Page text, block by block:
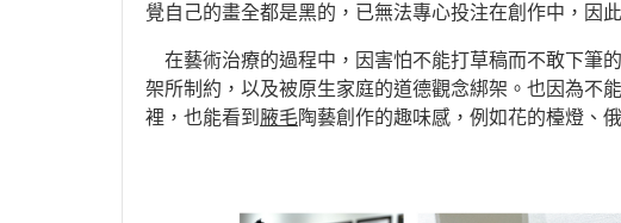
覺自己的畫全都是黑的，已無法專心投注在創作中，因
在藝術治療的過程中，因害怕不能打草稿而不敢下筆
架所制約，以及被原生家庭的道德觀念綁架。也因為不
裡，也能看到 腋毛陶藝創作的趣味感，例如花的檯燈、